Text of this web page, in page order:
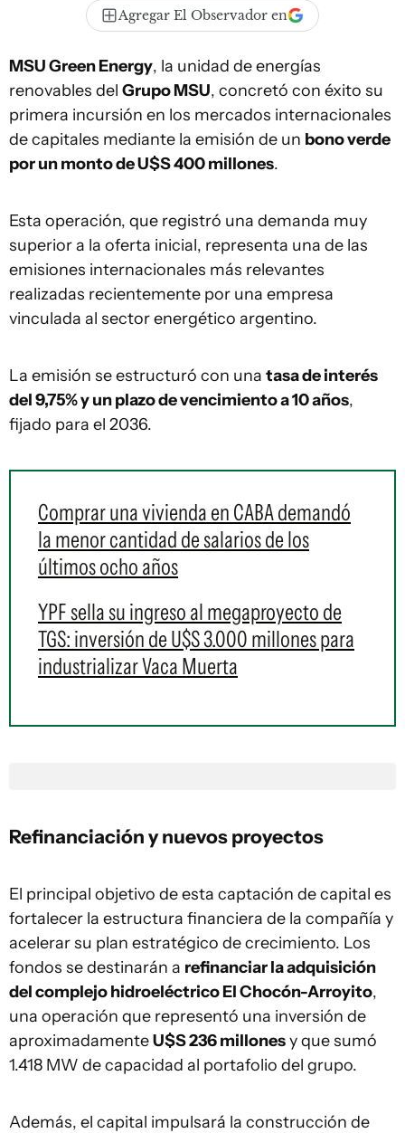
Agregar El Observador en
MSU Green Energy, la unidad de energías
renovables del Grupo MSU, concretó con éxito su
primera incursión en los mercados internacionales
de capitales mediante la emisión de un bono verde
por un monto de U$S 400 millones.
Esta operación, que registró una demanda muy
superior a la oferta inicial, representa una de las
emisiones internacionales más relevantes
realizadas recientemente por una empresa
vinculada al sector energético argentino.
La emisión se estructuró con una tasa de interés
del 9,75% y un plazo de vencimiento a 10 años,
fijado para el 2036.
Comprar una vivienda en CABA demandó
la menor cantidad de salarios de los
últimos ocho años
YPF sella su ingreso al megaproyecto de
TGS: inversión de U$S 3.000 millones para
industrializar Vaca Muerta
Refinanciación y nuevos proyectos
El principal objetivo de esta captación de capital es
fortalecer la estructura financiera de la compañía y
acelerar su plan estratégico de crecimiento. Los
fondos se destinarán a refinanciar la adquisición
del complejo hidroeléctrico El Chocón-Arroyito,
una operación que representó una inversión de
aproximadamenteU$S 236 millonesy que sumó
1.418 MW de capacidad al portafolio del grupo.
Además, el capital impulsará la construcción de